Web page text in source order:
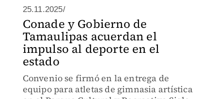
25.11.2025/
Conade y Gobierno de
Tamaulipas acuerdan el
impulso al deporte en el
estado
Convenio se firmó en la entrega de
equipo para atletas de gimnasia artística